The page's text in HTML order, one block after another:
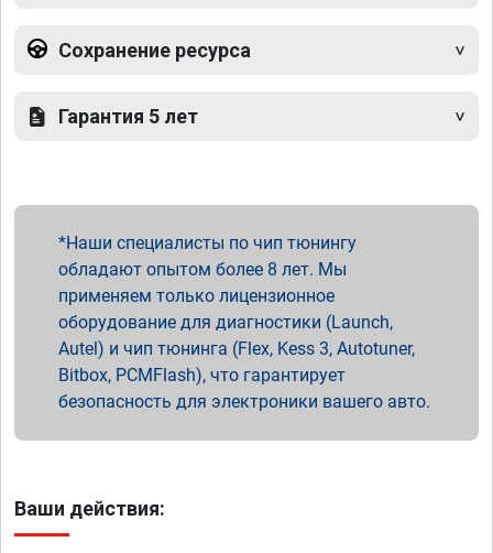
Сохранение ресурса
Гарантия 5 лет
Наши специалисты по чип тюнингу
обладают опытом более 8 лет. Мы
применяем только лицензионное
оборудование для диагностики (Launch,
Autel) и чип тюнинга (Flex, Kess 3, Autotuner,
Bitbox, PCMFlash), что гарантирует
безопасность для электроники вашего авто.
Ваши действия: